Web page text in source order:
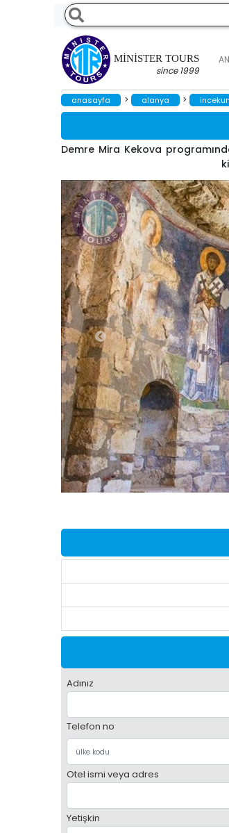
MINISTER TOURS
since 1999
anasayfa > alanya >
Demre Mira Kekova
Adınız
Telefon no
Otel ismi veya adres
Yetişkin